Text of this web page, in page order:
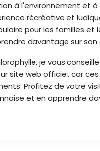
à l'environnement et
récréative et
pour les familles et
davantage sur son
je vous
site web officiel, car
Profitez de votre
et en apprendre